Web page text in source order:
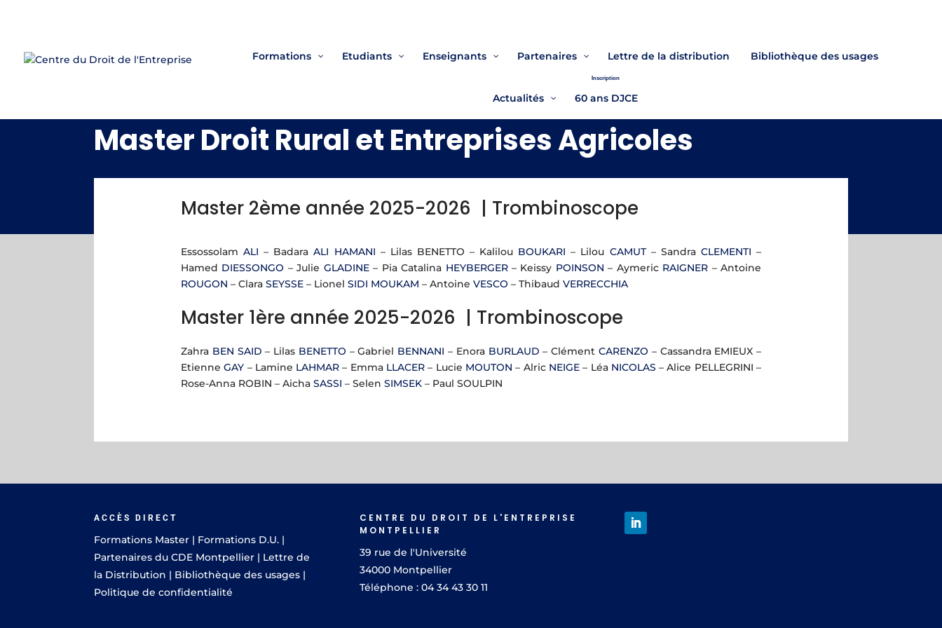
Formations Etudiants Enseignants Partenaires Lettre de la distribution Bibliothèque des usages
Actualités 60 ans DJCE
Inscription
Master Droit Rural et Entreprises Agricoles
Master 2ème année 2025-2026 | Trombinoscope
EssossolamALI – BadaraALI HAMANI – Lilas BENETTO – Kalilou BOUKARI – Lilou CAMUT– Sandra CLEMENTI –
Hamed DIESSONGO – Julie GLADINE– Pia Catalina HEYBERGER– Keissy POINSON – Aymeric RAIGNER – Antoine
ROUGON – Clara SEYSSE– Lionel SIDI MOUKAM – Antoine VESCO – Thibaud VERRECCHIA
Master 1ère année 2025-2026 | Trombinoscope
Zahra BEN SAID – Lilas BENETTO – Gabriel BENNANI – Enora BURLAUD – Clément CARENZO – Cassandra EMIEUX –
EtienneGAY – Lamine LAHMAR – Emma LLACER – Lucie MOUTON – Alric NEIGE– Léa NICOLAS – Alice PELLEGRINI –
Rose-Anna ROBIN – Aicha SASSI – Selen SIMSEK– Paul SOULPIN
ACCÈS DIRECT
Formations Master | Formations D.U. |
Partenaires du CDE Montpellier | Lettre de
la Distribution | Bibliothèque des usages |
Politique de confidentialité
CENTRE DU DROIT DE L'ENTREPRISE
MONTPELLIER
39 rue de l'Université
34000 Montpellier
Téléphone : 04 34 43 30 11